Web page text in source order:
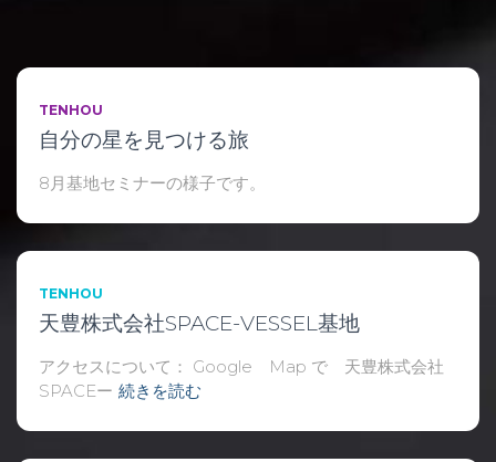
TENHOU
自分の星を見つける旅
8月基地セミナーの様子です。
TENHOU
天豊株式会社SPACE-VESSEL基地
アクセスについて： Google Map で 天豊株式会社
SPACEー 続きを読む